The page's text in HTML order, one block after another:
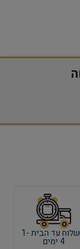
משלוח עד הבית 1-
4 ימים